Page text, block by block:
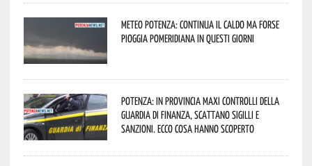
Meteo Potenza: continua il caldo ma forse
pioggia pomeridiana in questi giorni
Potenza: in provincia maxi controlli della
Guardia di Finanza, scattano sigilli e
sanzioni. Ecco cosa hanno scoperto